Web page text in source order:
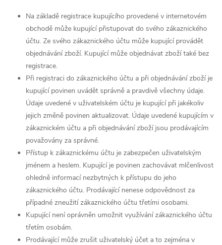
Na základě registrace kupujícího provedené v internetovém
obchodě může kupující přistupovat do svého zákaznického
účtu. Ze svého zákaznického účtu může kupující provádět
objednávání zboží. Kupující může objednávat zboží také bez
registrace.
Při registraci do zákaznického účtu a při objednávání zboží je
kupující povinen uvádět správně a pravdivě všechny údaje.
Údaje uvedené v uživatelském účtu je kupující při jakékoliv
jejich změně povinen aktualizovat. Údaje uvedené kupujícím v
zákaznickém účtu a při objednávání zboží jsou prodávajícím
považovány za správné.
Přístup k zákaznickému účtu je zabezpečen uživatelským
jménem a heslem. Kupující je povinen zachovávat mlčenlivost
ohledně informací nezbytných k přístupu do jeho
zákaznického účtu. Prodávající nenese odpovědnost za
případné zneužití zákaznického účtu třetími osobami.
Kupující není oprávněn umožnit využívání zákaznického účtu
třetím osobám.
Prodávající může zrušit uživatelský účet a to zejména v